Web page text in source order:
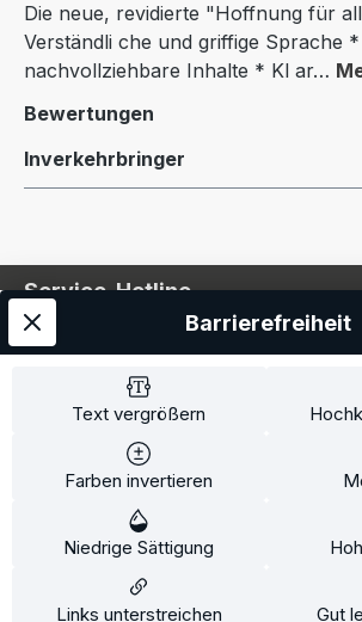
Die neue, revidierte "Hoffnung für
Verständli che und griffige Sprache
nachvollziehbare Inhalte * Kl ar…
Bewertungen
Inverkehrbringer
Service-Hotline
Service
Information
* Alle Preise inkl. gesetzl.
und ggf.
Text vergrößern
Farben invertieren
Niedrige Sättigung
Links unterstreichen Gut
Barrierefreiheit